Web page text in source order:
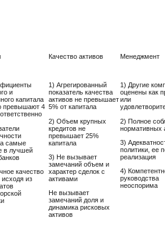
Качество активов Менеджмент
и
капитала
превышают 4
самые
в лучшей
качество
исходя из
1) Агрегированный
показатель качества
активов не превышает
5% от капитала
2) Объем крупных
кредитов не
превышает 25%
капитала
3) Не вызывает
замечаний объем и
характер сделок с
активами
Не вызывает
замечаний доля и
динамика рисковых
активов
1) Другие
оценены как
или
2) Полное
нормативных
3)
политики, ее
реализация
4)
руководства
неоспорима